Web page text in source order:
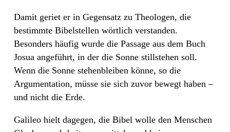
Damit geriet er in Gegensatz zu Theologen, die
bestimmte Bibelstellen wörtlich verstanden.
Besonders häufig wurde die Passage aus dem Buch
Josua angeführt, in der die Sonne stillstehen soll.
Wenn die Sonne stehenbleiben könne, so die
Argumentation, müsse sie sich zuvor bewegt haben –
und nicht die Erde.
Galileo hielt dagegen, die Bibel wolle den Menschen